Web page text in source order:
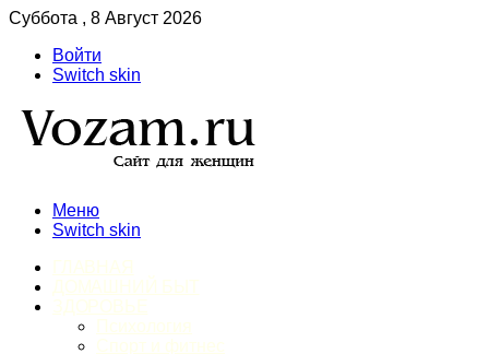
Суббота , 8 Август 2026
Войти
Switch skin
Меню
Switch skin